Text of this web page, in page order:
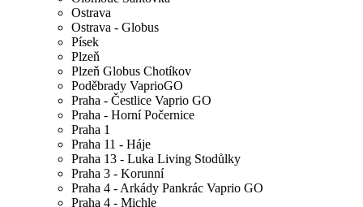
Ostrava
Ostrava - Globus
Písek
Plzeň
Plzeň Globus Chotíkov
Poděbrady VaprioGO
Praha - Čestlice Vaprio GO
Praha - Horní Počernice
Praha 1
Praha 11 - Háje
Praha 13 - Luka Living Stodůlky
Praha 3 - Korunní
Praha 4 - Arkády Pankrác Vaprio GO
Praha 4 - Michle